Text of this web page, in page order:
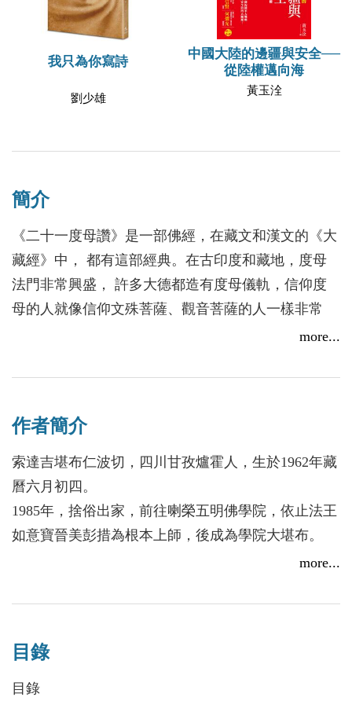
我只為你寫詩
劉少雄
中國大陸的邊疆與安全──
從陸權邁向海
黃玉洤
簡介
《二十一度母讚》是一部佛經，在藏文和漢文的《大
藏經》中， 都有這部經典。在古印度和藏地，度母
法門非常興盛， 許多大德都造有度母儀軌，信仰度
母的人就像信仰文殊菩薩、觀音菩薩的人一樣非常
多。目前，漢文的度母法類比較少，只有一些簡單的
元朝的安藏大師翻譯的個別譯本，而且這個譯本有些
波切參照藏地的一些《度母讚釋》，重新作了翻譯。
藏傳佛教有度母修法，這種修法是來自於印度
的。印度高僧大德的傳記，以及龍猛菩薩、龍菩提尊
者、寂天菩薩、阿底峽尊者等大德經常得到度母的授
記和加持。度母具足圓滿的智慧、悲心、威力，如果
智慧和福德。
集，觀音菩薩是一切諸佛的大悲總集，度母是一切諸
痛苦，二是將眾生安置於安樂。在這些方面，度母確
more...
作者簡介
索達吉堪布仁波切，四川甘孜爐霍人，生於1962年藏
曆六月初四。
1985年，捨俗出家，前往喇榮五明佛學院，依止法王
如意寶晉美彭措為根本上師，後成為學院大堪布。
1987年，隨法王朝拜聖地五台山，自此開始攝受漢地
1990-1999年，前往不丹、印、尼、新、馬、泰、
2006年，開始以網路、光碟等現代化方式傳法，便於
廣大信眾系統地學習佛法，普降法雨廣利有緣。
more...
目錄
目錄